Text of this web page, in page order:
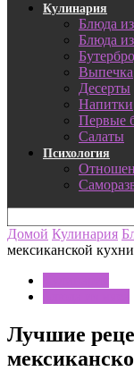
Кулинария
Блюда
Блюда
Выпечка
Десерты
Напитки
Первые
Салаты
Психология
Домой Кулинария
мексиканской кухни
Лучшие